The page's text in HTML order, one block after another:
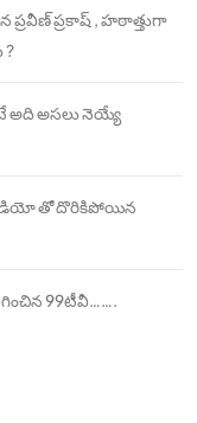
ప్రకాష్ , హఠాత్తుగా
?
అది అసలు నెయ్యే
వీడియో తో దొరికిపోయిన
99టీవీ…….